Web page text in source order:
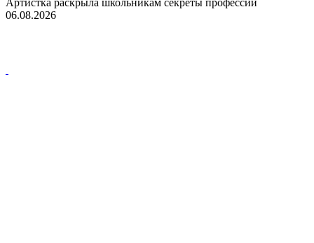
06.08.2026